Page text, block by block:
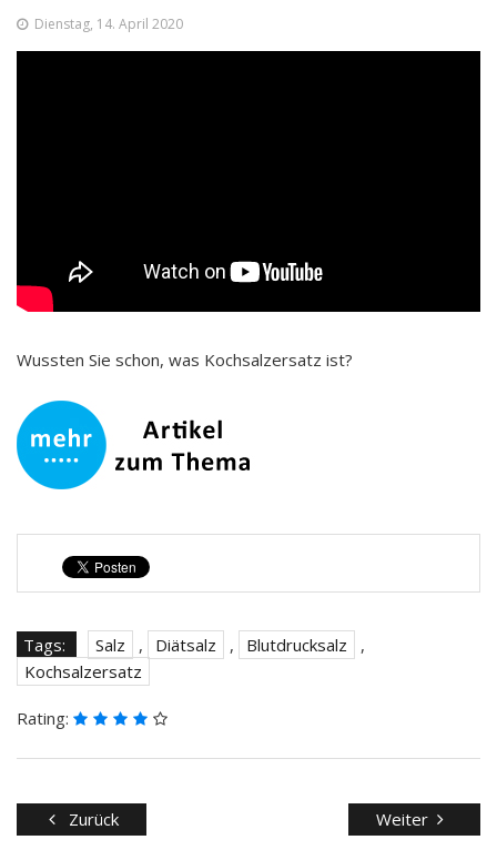
Dienstag, 14. April 2020
Wussten Sie schon, was Kochsalzersatz ist?
Tags: Salz , Diätsalz , Blutdrucksalz
,
Kochsalzersatz
Rating:
Zurück Weiter